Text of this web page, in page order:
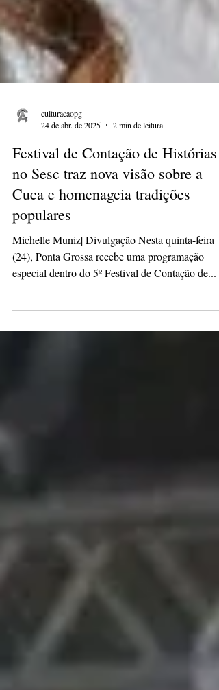
24 de abr. de 2025
2 min de leitura
Festival de Contação de Histórias
no Sesc traz nova visão sobre a
Cuca e homenageia tradições
populares
Michelle Muniz| Divulgação Nesta quinta-feira
(24), Ponta Grossa recebe uma programação